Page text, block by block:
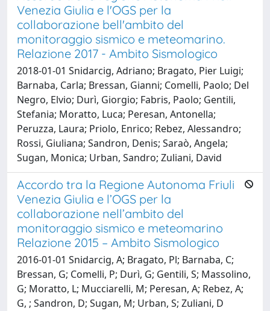
Venezia Giulia e l'OGS per la
collaborazione bell'ambito del
monitoraggio sismico e meteomarino.
Relazione 2017 - Ambito Sismologico
2018-01-01 Snidarcig, Adriano; Bragato, Pier Luigi;
Barnaba, Carla; Bressan, Gianni; Comelli, Paolo; Del
Negro, Elvio; Durì, Giorgio; Fabris, Paolo; Gentili,
Stefania; Moratto, Luca; Peresan, Antonella;
Peruzza, Laura; Priolo, Enrico; Rebez, Alessandro;
Rossi, Giuliana; Sandron, Denis; Saraò, Angela;
Sugan, Monica; Urban, Sandro; Zuliani, David
Accordo tra la Regione Autonoma Friuli
Venezia Giulia e l’OGS per la
collaborazione nell’ambito del
monitoraggio sismico e meteomarino
Relazione 2015 – Ambito Sismologico
2016-01-01 Snidarcig, A; Bragato, Pl; Barnaba, C;
Bressan, G; Comelli, P; Durì, G; Gentili, S; Massolino,
G; Moratto, L; Mucciarelli, M; Peresan, A; Rebez, A;
G, ; Sandron, D; Sugan, M; Urban, S; Zuliani, D